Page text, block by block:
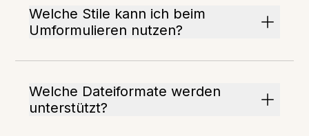
Welche Stile kann ich beim
Umformulieren nutzen?
Welche Dateiformate werden
unterstützt?